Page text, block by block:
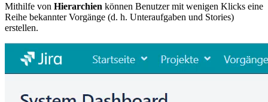
Mithilfe von Hierarchien können Benutzer mit wenigen Klicks eine
Reihe bekannter Vorgänge (d. h. Unteraufgaben und Stories)
erstellen.